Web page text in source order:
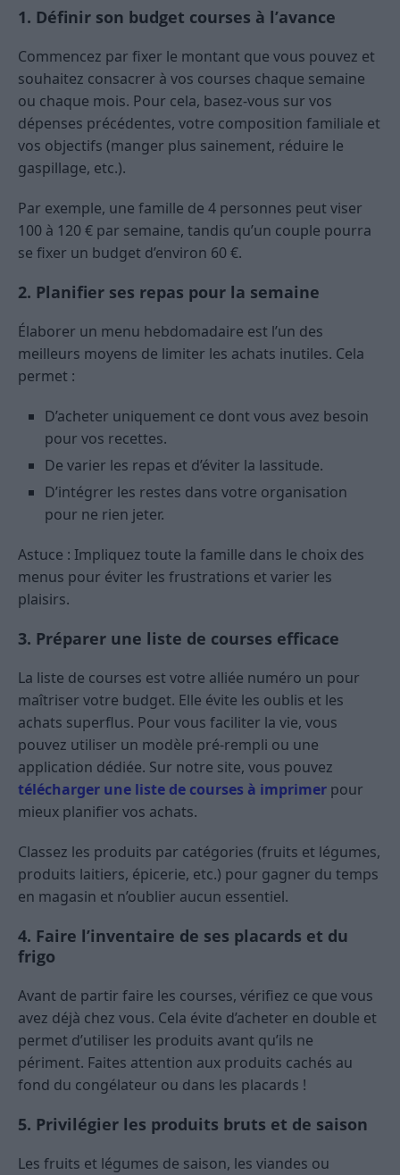
1. Définir son budget courses à l’avance
Commencez par fixer le montant que vous pouvez et
souhaitez consacrer à vos courses chaque semaine
ou chaque mois. Pour cela, basez-vous sur vos
dépenses précédentes, votre composition familiale et
vos objectifs (manger plus sainement, réduire le
gaspillage, etc.).
Par exemple, une famille de 4 personnes peut viser
100 à 120 € par semaine, tandis qu’un couple pourra
se fixer un budget d’environ 60 €.
2. Planifier ses repas pour la semaine
Élaborer un menu hebdomadaire est l’un des
meilleurs moyens de limiter les achats inutiles. Cela
permet :
D’acheter uniquement ce dont vous avez besoin
pour vos recettes.
De varier les repas et d’éviter la lassitude.
D’intégrer les restes dans votre organisation
pour ne rien jeter.
Astuce : Impliquez toute la famille dans le choix des
menus pour éviter les frustrations et varier les
plaisirs.
3. Préparer une liste de courses efficace
La liste de courses est votre alliée numéro un pour
maîtriser votre budget. Elle évite les oublis et les
achats superflus. Pour vous faciliter la vie, vous
pouvez utiliser un modèle pré-rempli ou une
application dédiée. Sur notre site, vous pouvez
télécharger une liste de courses à imprimer pour
mieux planifier vos achats.
Classez les produits par catégories (fruits et légumes,
produits laitiers, épicerie, etc.) pour gagner du temps
en magasin et n’oublier aucun essentiel.
4. Faire l’inventaire de ses placards et du
frigo
Avant de partir faire les courses, vérifiez ce que vous
avez déjà chez vous. Cela évite d’acheter en double et
permet d’utiliser les produits avant qu’ils ne
périment. Faites attention aux produits cachés au
fond du congélateur ou dans les placards !
5. Privilégier les produits bruts et de saison
Les fruits et légumes de saison, les viandes ou